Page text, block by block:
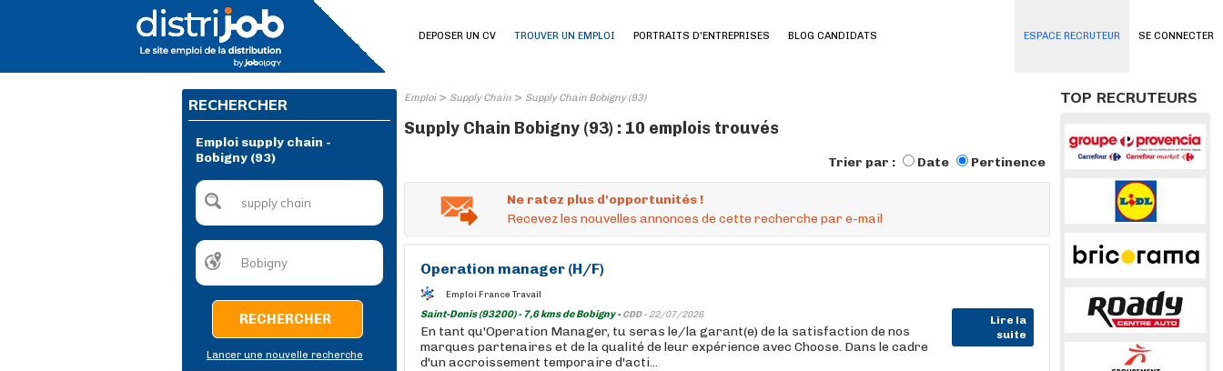
SE CONNECTER
DEPOSER UN CV TROUVER UN EMPLOI PORTRAITS D'ENTREPRISES BLOG CANDIDATS ESPACE RECRUTEUR
RECHERCHER
Emploi supply chain -
Bobigny (93)
RECHERCHER
Lancer une nouvelle recherche
Emploi> Supply Chain > Supply Chain Bobigny (93)
Supply Chain Bobigny (93) : 10 emplois trouvés
Trier par : Date Pertinence
Ne ratez plus d'opportunités !
Recevez les nouvelles annonces de cette recherche par e-mail
Operation manager (H/F)
Emploi France Travail
Saint-Denis (93200) - 7,6 kms de Bobigny -CDD - 22/07/2026
Lire la
suite
En tant qu'Operation Manager, tu seras le/la garant(e) de la satisfaction de nos
marques partenaires et de la qualité de leur expérience avec Choose. Dans le cadre
d'un accroissement temporaire d'acti...
TOP RECRUTEURS